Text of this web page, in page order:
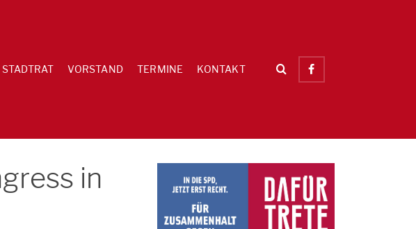
VORSTAND TERMINE KONTAKT
in